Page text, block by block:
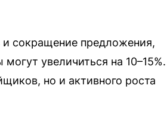
сокращение предложения,
увеличиться на 10–15%.
но и активного роста